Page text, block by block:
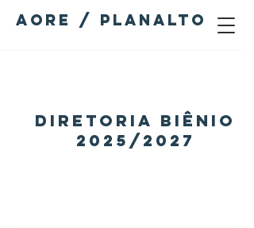
AORE / PLANALTO
s del
Diretoria Biênio
2025/2027